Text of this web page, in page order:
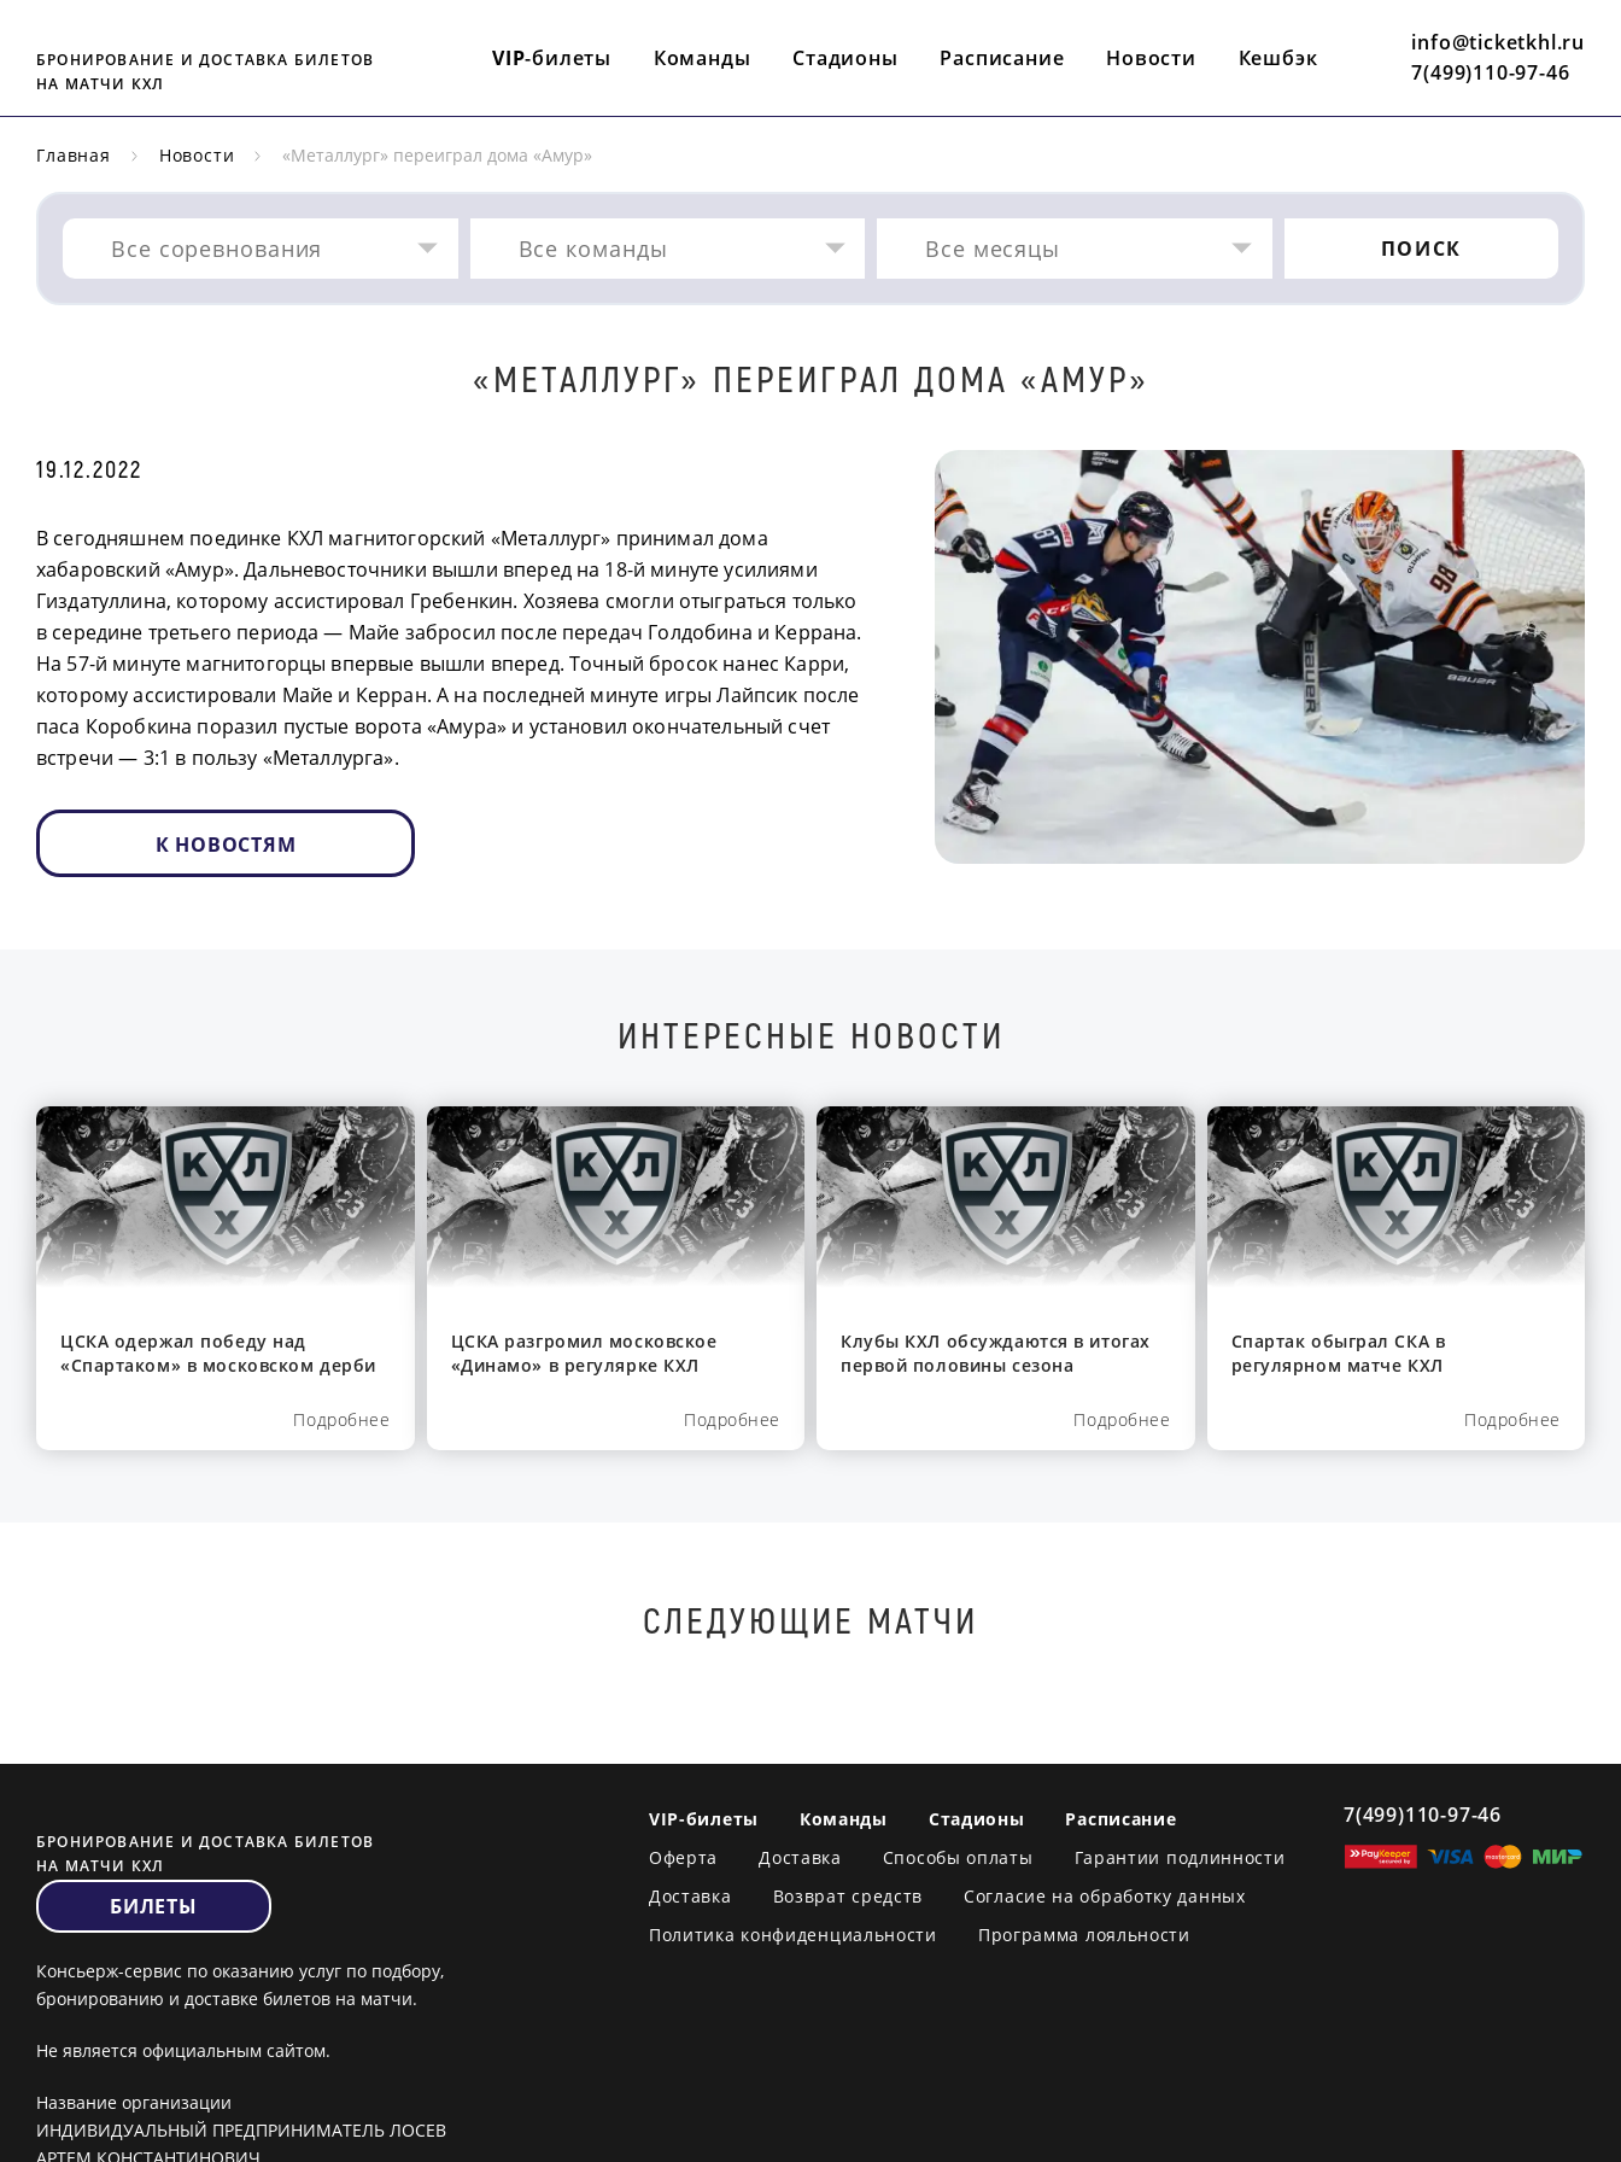
БРОНИРОВАНИЕ И ДОСТАВКА БИЛЕТОВ
НА МАТЧИ КХЛ
VIP-билеты Команды Стадионы Расписание Новости Кешбэк
info@ticketkhl.ru
7(499)110-97-46
Главная Новости «Металлург» переиграл дома «Амур»
Все соревнования Все команды Все месяцы ПОИСК
«МЕТАЛЛУРГ» ПЕРЕИГРАЛ ДОМА «АМУР»
19.12.2022
В сегодняшнем поединке КХЛ магнитогорский «Металлург» принимал дома
хабаровский «Амур». Дальневосточники вышли вперед на 18-й минуте усилиями
Гиздатуллина, которому ассистировал Гребенкин. Хозяева смогли отыграться только
в середине третьего периода — Майе забросил после передач Голдобина и Керрана.
На 57-й минуте магнитогорцы впервые вышли вперед. Точный бросок нанес Карри,
которому ассистировали Майе и Керран. А на последней минуте игры Лайпсик после
паса Коробкина поразил пустые ворота «Амура» и установил окончательный счет
встречи — 3:1 в пользу «Металлурга».
К НОВОСТЯМ
ИНТЕРЕСНЫЕ НОВОСТИ
ЦСКА одержал победу над
«Спартаком» в московском дерби
Подробнее
ЦСКА разгромил московское
«Динамо» в регулярке КХЛ
Подробнее
Клубы КХЛ обсуждаются в итогах
первой половины сезона
Подробнее
Спартак обыграл СКА в
регулярном матче КХЛ
Подробнее
СЛЕДУЮЩИЕ МАТЧИ
БРОНИРОВАНИЕ И ДОСТАВКА БИЛЕТОВ
НА МАТЧИ КХЛ
БИЛЕТЫ
Консьерж-сервис по оказанию услуг по подбору,
бронированию и доставке билетов на матчи.
Не является официальным сайтом.
Название организации
ИНДИВИДУАЛЬНЫЙ ПРЕДПРИНИМАТЕЛЬ ЛОСЕВ
VIP-билеты Команды Стадионы
Расписание
Оферта
Доставка Способы оплаты
Гарантии подлинности
Доставка
Возврат средств
Согласие на обработку данных
Политика конфиденциальности
Программа лояльности
7(499)110-97-46